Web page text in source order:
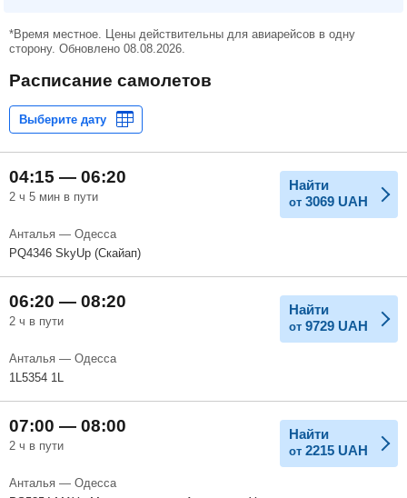
*Время местное. Цены действительны для авиарейсов в одну
сторону. Обновлено 08.08.2026.
Расписание самолетов
04:15 — 06:20
2 ч 5 мин в пути
Найти
от 3069 UAH
Анталья — Одесса
PQ4346 SkyUp (Скайап)
06:20 — 08:20
2 ч в пути
Найти
от 9729 UAH
Анталья — Одесса
1L5354 1L
07:00 — 08:00
2 ч в пути
Найти
от 2215 UAH
Анталья — Одесса